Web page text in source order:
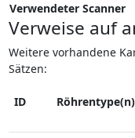
Verwendeter Scanner
Verweise auf
Weitere vorhandene
Sätzen:
ID Röhrentype(n)